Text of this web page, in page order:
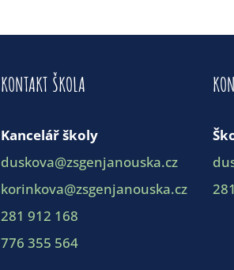
KONTAKT ŠKOLA
Kancelář školy
duskova@zsgenjanouska.cz
korinkova@zsgenjanouska.cz
281 912 168
776 355 564